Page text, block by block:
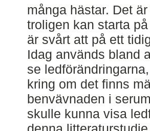
många hästar. Det
troligen kan starta
är svårt att på ett
Idag används bland
se
kring om det finns
benvävnaden i
skulle kunna visa